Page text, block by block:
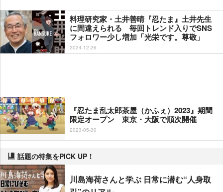
料理研究家・土井善晴『忍たま』土井先生
に間違えられる 毎回トレンド入りでSNS
フォロワー少し増加「光栄です。尊敬」
2024-12-26
『忍たま乱太郎茶屋（かふぇ）2023』期間
限定オープン 東京・大阪で順次開催
2023-05-30
話題の特集をPICK UP！
川島海荷さんと学ぶ 日常に潜む“人身取